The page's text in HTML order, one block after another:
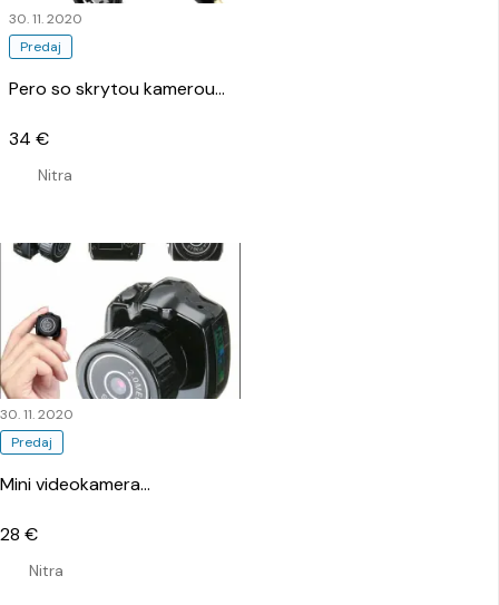
Predaj
30. 11. 2020
Pero so skrytou kamerou…
Nitra
34 €
Predaj
30. 11. 2020
Mini videokamera…
Nitra
28 €